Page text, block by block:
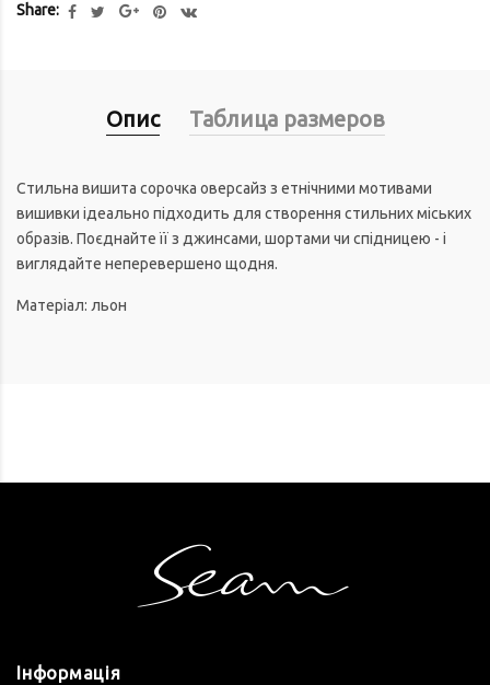
Share:
Опис Таблица размеров
Стильна вишита сорочка оверсайз з етнічними мотивами
вишивки ідеально підходить для створення стильних міських
образів. Поєднайте її з джинсами, шортами чи спідницею - і
виглядайте неперевершено щодня.
Матеріал: льон
Інформація